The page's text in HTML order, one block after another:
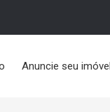
Anuncie seu imóvel